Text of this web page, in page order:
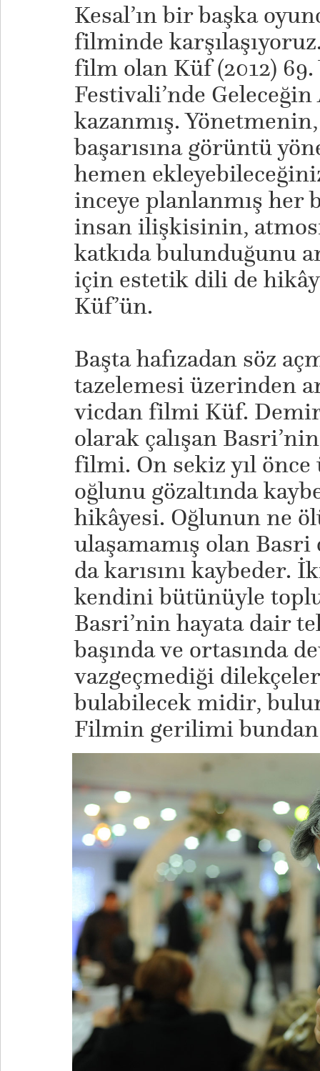
Kesal’ın bir başka
filminde
film olan Küf (2012)
Festivali’nde Geleceğin
kazanmış.
başarısına görüntü
hemen
inceye planlanmış her
insan ilişkisinin,
katkıda bulunduğunu
için estetik dili de
Küf’ün.
Başta hafızadan söz
tazelemesi üzerinden
vicdan filmi Küf.
olarak çalışan
filmi. On sekiz yıl
oğlunu gözaltında
hikâyesi. Oğlunun ne
ulaşamamış olan Basri
da karısını kaybeder.
kendini bütünüyle
Basri’nin hayata dair
başında ve ortasında
vazgeçmediği
bulabilecek midir,
Filmin gerilimi